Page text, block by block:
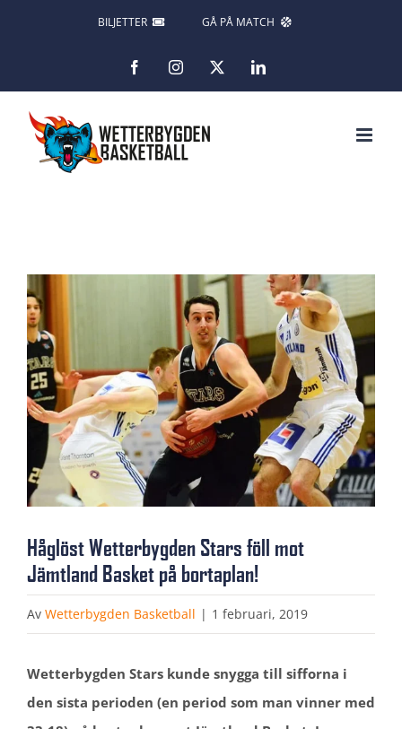
BILJETTER GÅ PÅ MATCH
FacebookInstagram LinkedIn
Visa
större
bild
Håglöst Wetterbygden Stars föll mot
Jämtland Basket på bortaplan!
Av Wetterbygden Basketball | 1 februari, 2019
Wetterbygden Stars kunde snygga till sifforna i
den sista perioden (en period som man vinner med